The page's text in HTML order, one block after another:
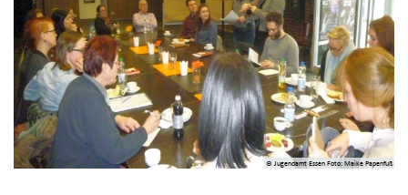
© Jugendamt Essen Foto: Maike Papenfuß